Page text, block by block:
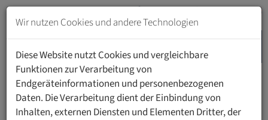
Zum
Inhalt
springen
Navigation
springen
HOME VERANSTALTUNGEN FORTPFLANZUNGSMEDIZIN
Wir nutzen Cookies und andere Technologien
Diese Website nutzt Cookies und vergleichbare
Funktionen zur Verarbeitung von
Endgeräteinformationen und personenbezogenen
Daten. Die Verarbeitung dient der Einbindung von
Inhalten, externen Diensten und Elementen Dritter, der